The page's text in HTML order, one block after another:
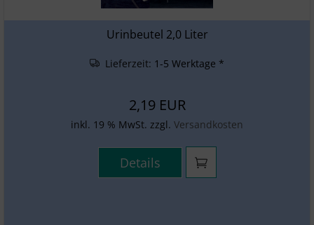
Urinbeutel 2,0 Liter
Lieferzeit: 1-5 Werktage *
2,19 EUR
inkl. 19 % MwSt. zzgl. Versandkosten
Details